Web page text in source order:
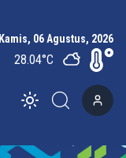
Kamis, 06 Agustus, 2026
28.04°C
Toggle theme